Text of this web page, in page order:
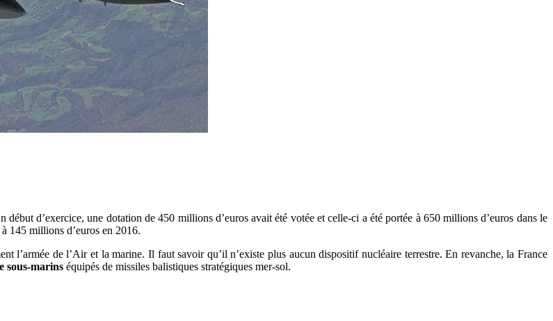
début d’exercice, une dotation de 450 millions d’euros avait été votée et celle-ci a été portée à 650 millions d’euros dans le
145 millions d’euros en 2016.
l’armée de l’Air et la marine. Il faut savoir qu’il n’existe plus aucun dispositif nucléaire terrestre. En revanche, la France
sous-marins équipés de missiles balistiques stratégiques mer-sol.